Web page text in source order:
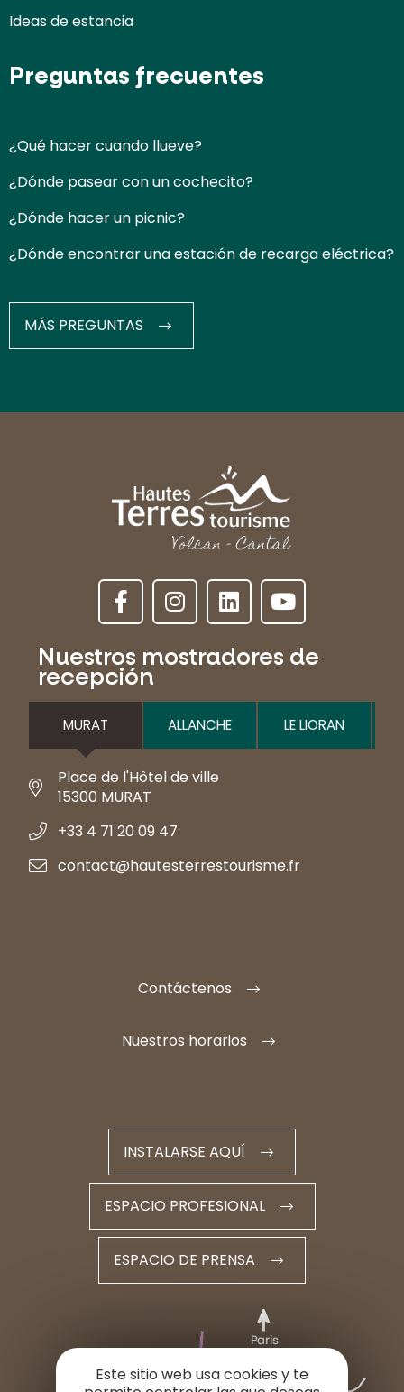
Ideas de estancia
Preguntas frecuentes
¿Qué hacer cuando llueve?
¿Dónde pasear con un cochecito?
¿Dónde hacer un picnic?
¿Dónde encontrar una estación de recarga eléctrica?
MÁS PREGUNTAS
Nuestros mostradores de
recepción
MURAT ALLANCHE LE LIORAN
Place de l'Hôtel de ville
15300 MURAT
+33 4 71 20 09 47
contact@hautesterrestourisme.fr
Contáctenos
Nuestros horarios
INSTALARSE AQUÍ
ESPACIO PROFESIONAL
ESPACIO DE PRENSA
Este sitio web usa cookies y te